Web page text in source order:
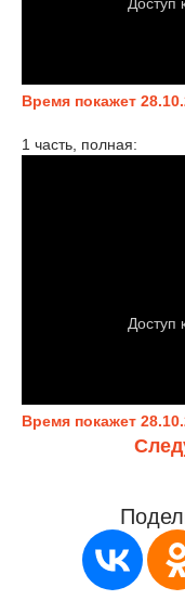
Время покажет
1 часть, полная:
Время покажет